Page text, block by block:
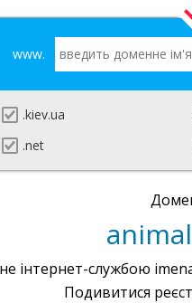
www.
.kiev.ua
.net
інтернет-службою
Подивитися